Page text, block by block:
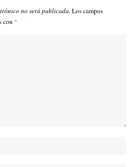
no será publicada. Los campos
con *